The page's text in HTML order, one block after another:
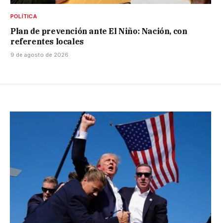
POLÍTICA
Plan de prevención ante El Niño: Nación, con
referentes locales
9 de agosto de 2026